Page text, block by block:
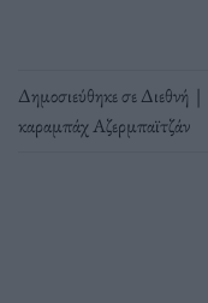
Δημοσιεύθηκε σεΔιεθνή |
καραμπάχ Αζερμπαϊτζάν